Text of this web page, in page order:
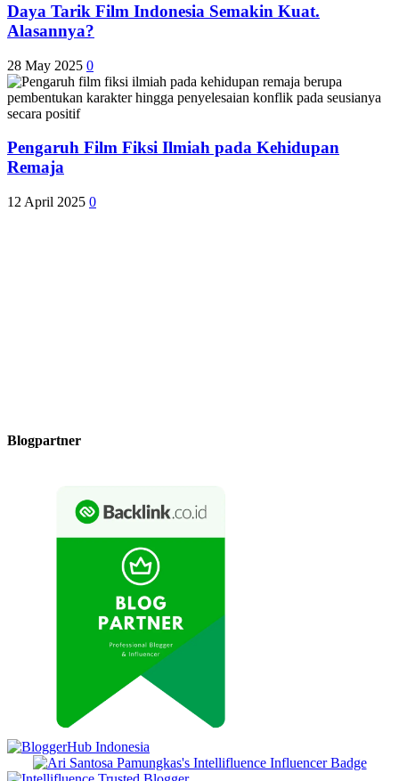
Daya Tarik Film Indonesia Semakin Kuat.
Alasannya?
28 May 2025 0
Pengaruh Film Fiksi Ilmiah pada Kehidupan
Remaja
12 April 2025 0
Blogpartner